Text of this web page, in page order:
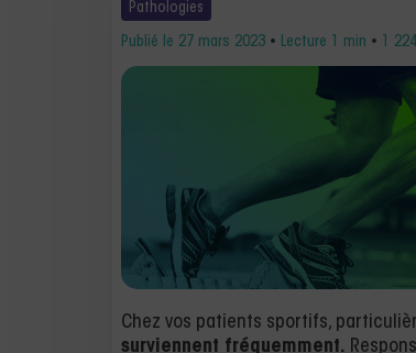
Pathologies
Publié le 27 mars 2023 • Lecture 1 min • 1
Chez vos patients sportifs,
surviennent fréquemment.